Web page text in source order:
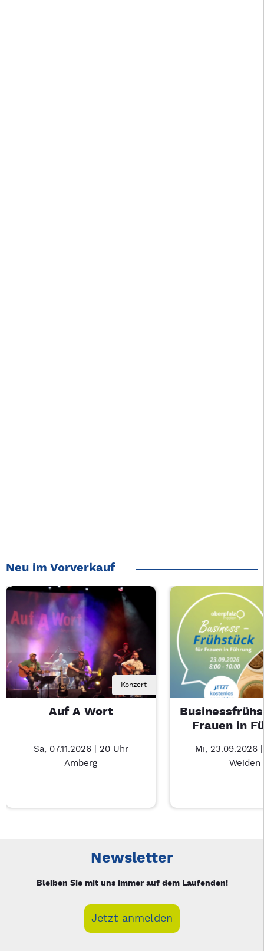
Neu im Vorverkauf
Konzert
Auf A Wort
Sa, 07.11.2026 | 20 Uhr
Amberg
Frauen in
Mi, 23.09.2026
Weiden
Newsletter
Bleiben Sie mit uns immer auf dem Laufenden!
Jetzt anmelden